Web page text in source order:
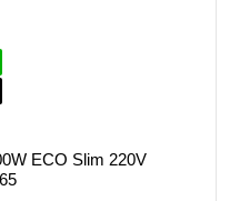
ECO Slim 220V